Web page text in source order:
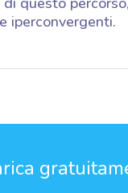
iperconvergenti.